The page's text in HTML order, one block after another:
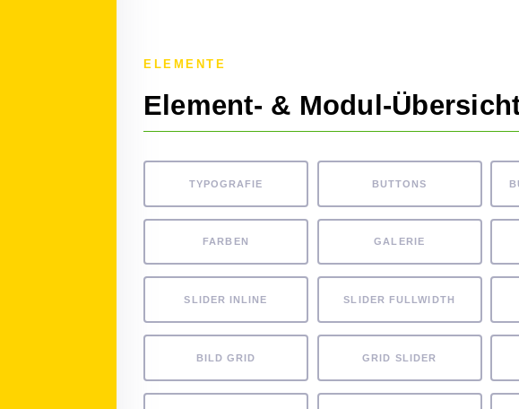
ELEMENTE
Element- & Modul-
TYPOGRAFIE BUTTONS
FARBEN GALERIE
SLIDER INLINE SLIDER FULLWIDTH
BILD GRID GRID SLIDER